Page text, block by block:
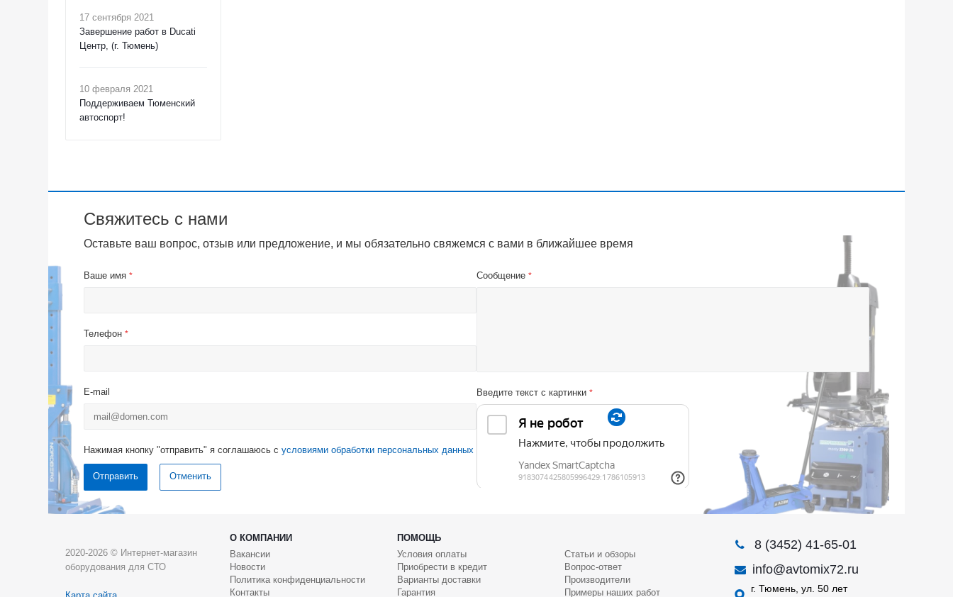
17 сентября 2021
Завершение работ в Ducati
Центр, (г. Тюмень)
10 февраля 2021
Поддерживаем Тюменский
автоспорт!
Свяжитесь с нами
Оставьте ваш вопрос, отзыв или предложение, и мы обязательно свяжемся с вами в ближайшее время
Ваше имя *
Телефон *
E-mail
Сообщение *
Введите текст с картинки *
Нажимая кнопку "отправить" я соглашаюсь с условиями обработки персональных данных
Отменить
2020-2026 © Интернет-магазин
оборудования для СТО
О КОМПАНИИ
ПОМОЩЬ
Вакансии
Новости
Политика конфиденциальности
Контакты
Условия оплаты
Приобрести в кредит
Варианты доставки
Гарантия
Статьи и обзоры
Вопрос-ответ
Производители
Примеры наших работ
8 (3452) 41-65-01
info@avtomix72.ru
г. Тюмень, ул. 50 лет